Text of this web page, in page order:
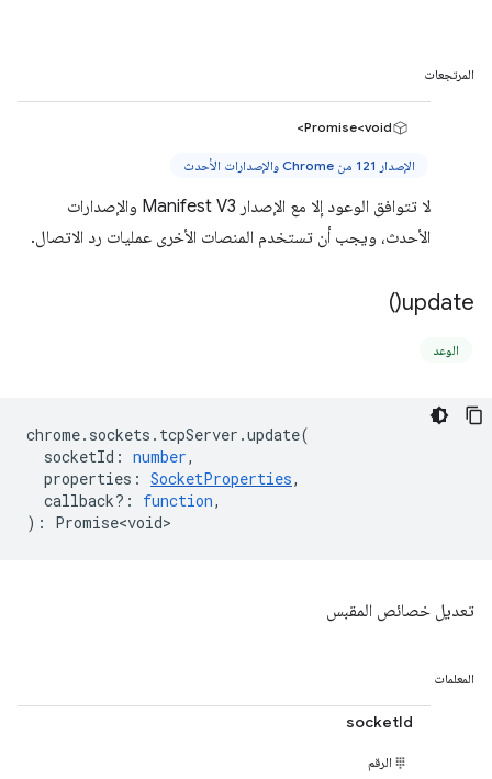
المرتجعات
Promise<void>
الإصدار 121 من Chrome والإصدارات الأحدث
لا تتوافق الوعود إلا مع الإصدار Manifest V3 والإصدارات
الأحدث، ويجب أن تستخدم المنصات الأخرى عمليات رد الاتصال.
update(
)
الوعد
chrome. sockets . tcpServer .update(
socketId : number,
properties : SocketProperties,
callback? : function,
) : Promise<void>
تعديل خصائص المقبس
المعلمات
socketId
الرقم